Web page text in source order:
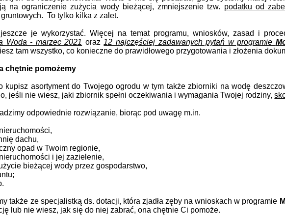
na ograniczenie zużycia wody bieżącej, zmniejszenie tzw. podatku od
To tylko kilka z zalet.
je wykorzystać. Więcej na temat programu, wniosków, zasad i
Woda - marzec 2021 oraz 12 najczęściej zadawanych pytań w programie
tam wszystko, co konieczne do prawidłowego przygotowania i złożenia
chętnie pomożemy
kupisz asortyment do Twojego ogrodu w tym także zbiorniki na wodę
jeśli nie wiesz, jaki zbiornik spełni oczekiwania i wymagania Twojej rodziny,
odpowiednie rozwiązanie, biorąc pod uwagę m.in.
dachu,
opad w Twoim regionie,
i jej zazielenie,
bieżącej wody przez gospodarstwo,
także ze specjalistką ds. dotacji, która zjadła zęby na wnioskach w programie
lub nie wiesz, jak się do niej zabrać, ona chętnie Ci pomoże.